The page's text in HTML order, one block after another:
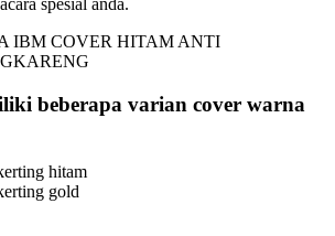
spesial anda.
beberapa varian cover warna
hitam
gold